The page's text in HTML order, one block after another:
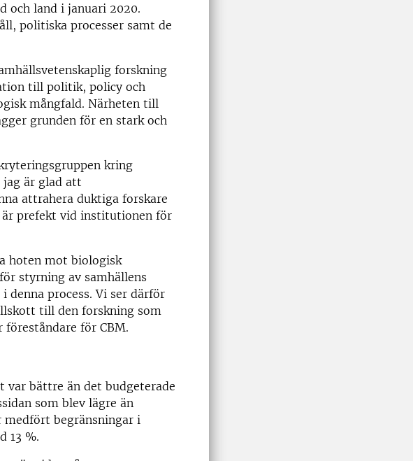
och land i januari 2020.
politiska processer samt de
forskning
till politik, policy och
mångfald. Närheten till
grunden för en stark och
kring
jag är glad att
attrahera duktiga forskare
är prefekt vid institutionen för
hoten mot biologisk
styrning av samhällens
denna process. Vi ser därför
till den forskning som
för CBM.
bättre än det budgeterade
som blev lägre än
medfört begränsningar i
13 %.